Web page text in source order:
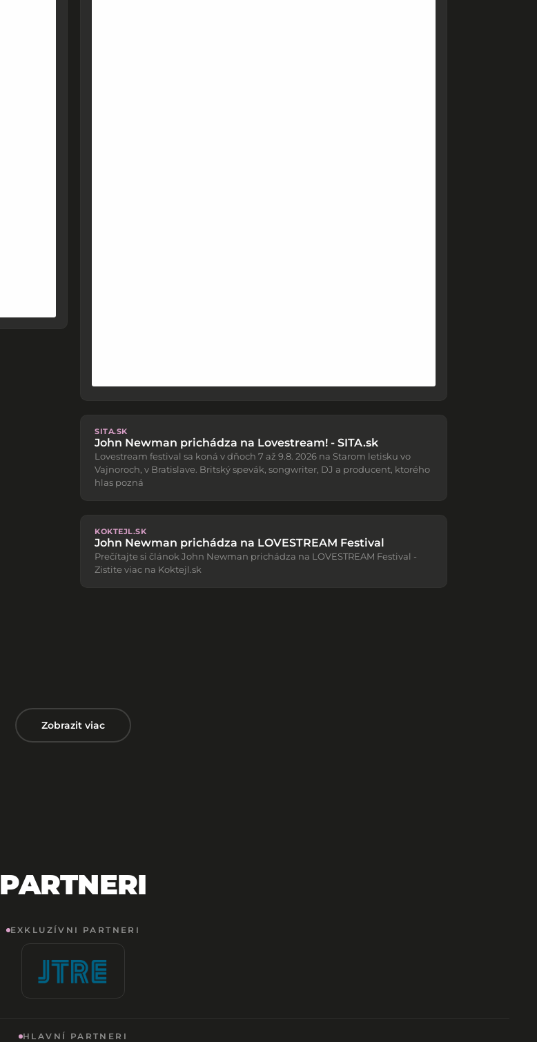
SITA.SK
John Newman prichádza na Lovestream! - SITA.sk
Lovestream festival sa koná v dňoch 7 až 9.8. 2026 na Starom letisku vo
Vajnoroch, v Bratislave. Britský spevák, songwriter, DJ a producent, ktorého
hlas pozná
KOKTEJL.SK
John Newman prichádza na LOVESTREAM Festival
Prečítajte si článok John Newman prichádza na LOVESTREAM Festival -
Zistite viac na Koktejl.sk
Zobrazit viac
PARTNERI
EXKLUZÍVNI PARTNERI
HLAVNÍ PARTNERI